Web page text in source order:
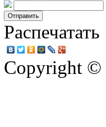
Распечатать
Copyright